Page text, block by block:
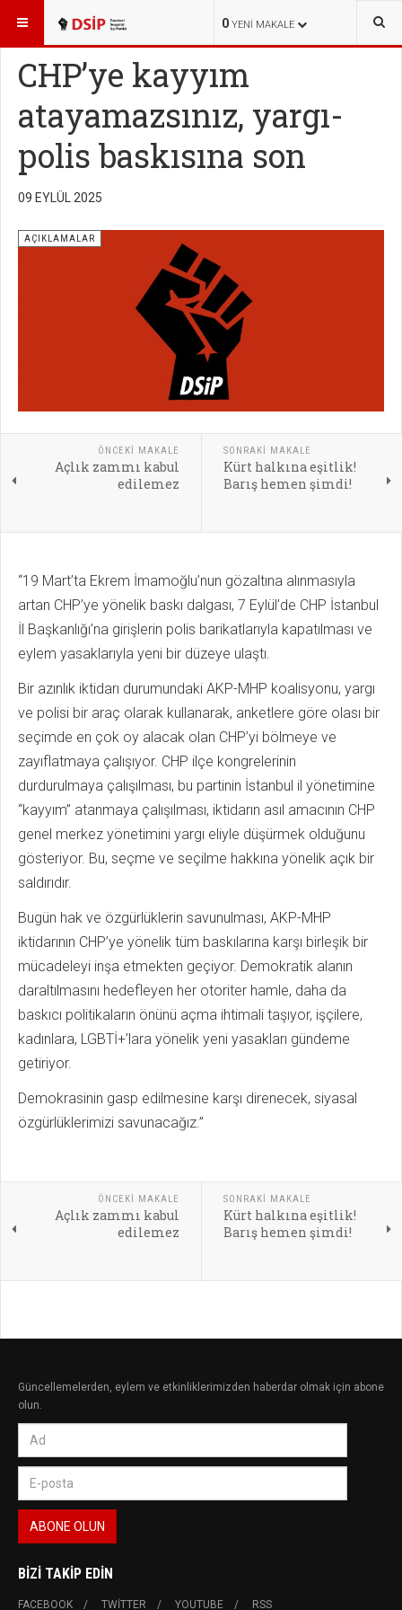
0 YENI MAKALE
BURADASINIZ: HABERLER AÇIKLAMALAR
CHP’ye kayyım
atayamazsınız, yargı-
polis baskısına son
09 EYLÜL 2025
AÇIKLAMALAR
ÖNCEKI MAKALE
Açlık zammı kabul
edilemez
SONRAKI MAKALE
Kürt halkına eşitlik!
Barış hemen şimdi!
“19 Mart’ta Ekrem İmamoğlu’nun gözaltına alınmasıyla
artan CHP’ye yönelik baskı dalgası, 7 Eylül’de CHP İstanbul
İl Başkanlığı’na girişlerin polis barikatlarıyla kapatılması ve
eylem yasaklarıyla yeni bir düzeye ulaştı.
Bir azınlık iktidarı durumundaki AKP-MHP koalisyonu, yargı
ve polisi bir araç olarak kullanarak, anketlere göre olası bir
seçimde en çok oy alacak olan CHP’yi bölmeye ve
zayıflatmaya çalışıyor. CHP ilçe kongrelerinin
durdurulmaya çalışılması, bu partinin İstanbul il yönetimine
“kayyım” atanmaya çalışılması, iktidarın asıl amacının CHP
genel merkez yönetimini yargı eliyle düşürmek olduğunu
gösteriyor. Bu, seçme ve seçilme hakkına yönelik açık bir
saldırıdır.
Bugün hak ve özgürlüklerin savunulması, AKP-MHP
iktidarının CHP’ye yönelik tüm baskılarına karşı birleşik bir
mücadeleyi inşa etmekten geçiyor. Demokratik alanın
daraltılmasını hedefleyen her otoriter hamle, daha da
baskıcı politikaların önünü açma ihtimali taşıyor, işçilere,
kadınlara, LGBTİ+’lara yönelik yeni yasakları gündeme
getiriyor.
Demokrasinin gasp edilmesine karşı direnecek, siyasal
özgürlüklerimizi savunacağız.”
ÖNCEKI MAKALE
Açlık zammı kabul
edilemez
SONRAKI MAKALE
Kürt halkına eşitlik!
Barış hemen şimdi!
Güncellemelerden, eylem ve etkinliklerimizden haberdar olmak için abone
olun.
BIZI TAKIP EDIN
FACEBOOK TWITTER YOUTUBE RSS